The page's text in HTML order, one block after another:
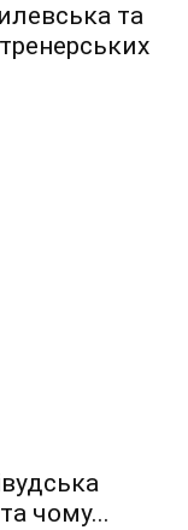
та
чому...